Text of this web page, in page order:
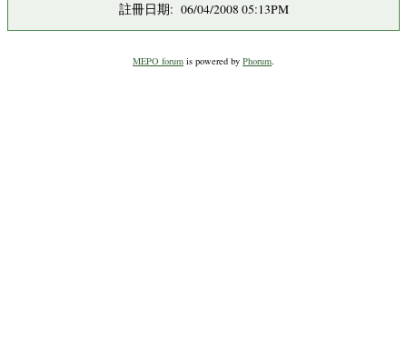
註冊日期: 06/04/2008 05:13PM
MEPO forum is powered by Phorum.